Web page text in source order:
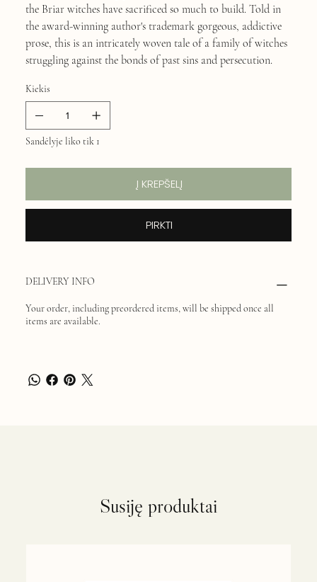
the Briar witches have sacrificed so much to build. Told in
the award-winning author's trademark gorgeous, addictive
prose, this is an intricately woven tale of a family of witches
struggling against the bonds of past sins and persecution.
Kiekis
Sandėlyje liko tik 1
Į KREPŠELĮ
PIRKTI
DELIVERY INFO
Your order, including preordered items, will be shipped once all
items are available.
Susiję produktai